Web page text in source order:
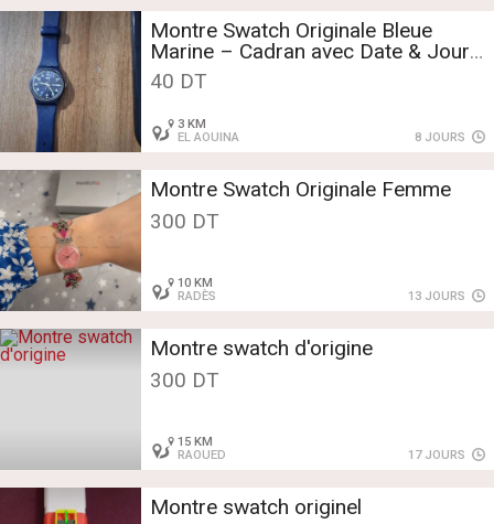
Montre Swatch Originale Bleue
Marine – Cadran avec Date & Jour
– Très bon état
40 DT
3 KM
EL AOUINA
8 JOURS
Montre Swatch Originale Femme
300 DT
10 KM
RADÈS
13 JOURS
Montre swatch d'origine
300 DT
15 KM
RAOUED
17 JOURS
Montre swatch originel